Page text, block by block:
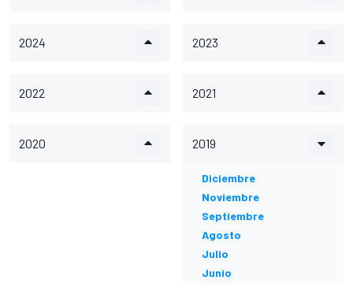
2024 2023
2022 2021
2020 2019
Diciembre
Noviembre
Septiembre
Agosto
Julio
Junio